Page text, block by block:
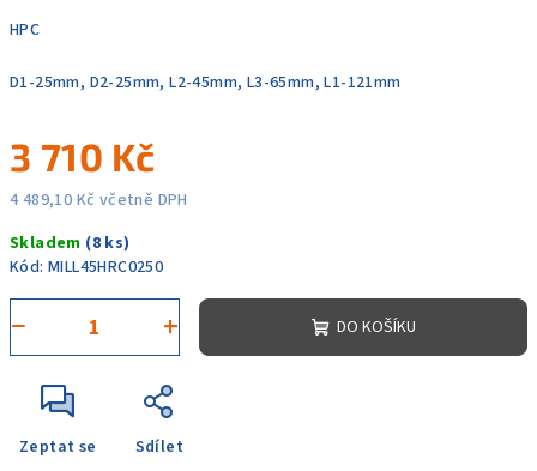
HPC
D1-25mm, D2-25mm, L2-45mm, L3-65mm, L1-121mm
3 710 Kč
4 489,10 Kč včetně DPH
cena:
Skladem (8 ks)
Kód: MILL45HRC0250
+
− DO KOŠÍKU
Zeptat se Sdílet